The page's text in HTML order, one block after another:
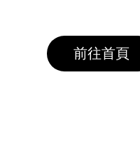
前往首頁